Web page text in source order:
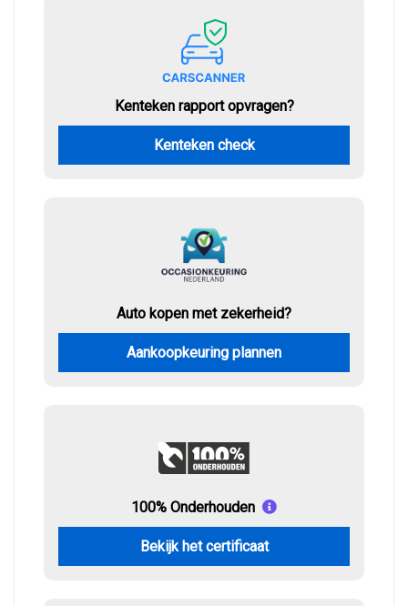
Kenteken rapport opvragen?
Kenteken check
Auto kopen met zekerheid?
Aankoopkeuring plannen
100% Onderhouden
Bekijk het certificaat